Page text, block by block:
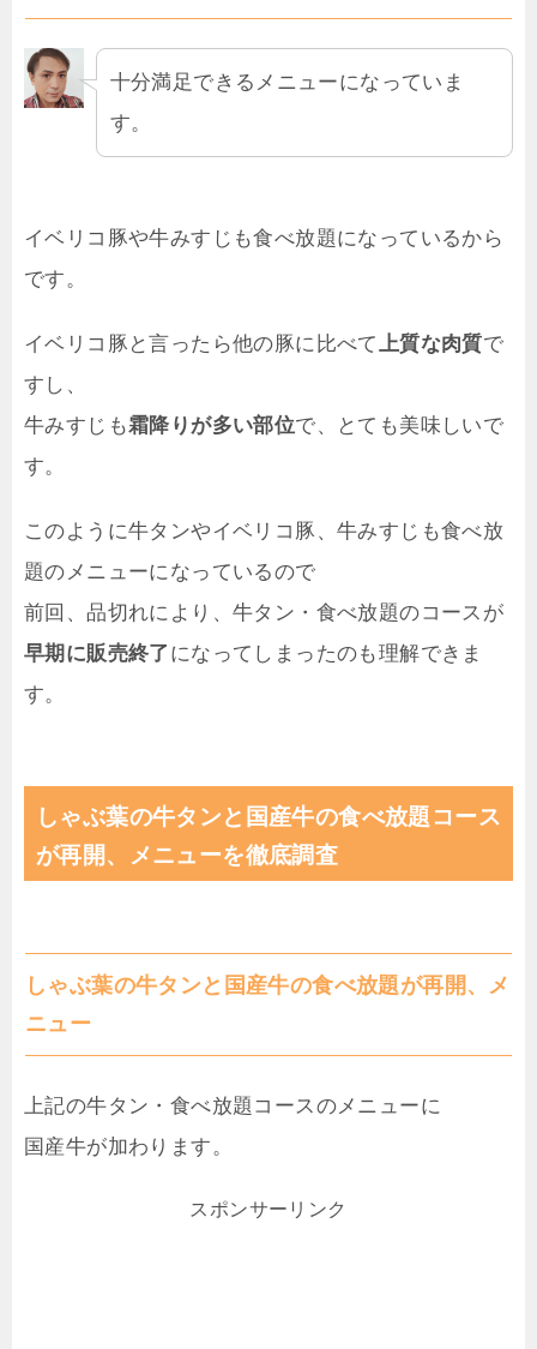
十分満足できるメニューになっていま
す。
イベリコ豚や牛みすじも食べ放題になっているから
です。
イベリコ豚と言ったら他の豚に比べて 上質な肉質で
すし、
牛みすじも霜降りが多い部位で、とても美味しいで
す。
このように牛タンやイベリコ豚、牛みすじも食べ放
題のメニューになっているので
前回、品切れにより、牛タン・食べ放題のコースが
早期に販売終了 になってしまったのも理解できま
す。
しゃぶ葉の牛タンと国産牛の食べ放題コース
が再開、メニューを徹底調査
しゃぶ葉の牛タンと国産牛の食べ放題が再開、メ
ニュー
上記の牛タン・食べ放題コースのメニューに
国産牛が加わります。
スポンサーリンク